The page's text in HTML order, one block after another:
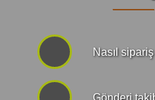
Nasıl
Gönderi